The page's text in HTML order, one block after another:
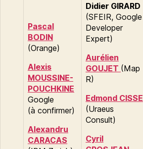
Pascal
BODIN
(Orange)
Alexis
MOUSSINE-
POUCHKINE
Google
(à confirmer)
Alexandru
CARACAS
Didier GIRARD
(SFEIR, Google
Developer
Expert)
Aurélien
GOUJET (Map
R)
Edmond CISSE
(Uraeus
Consult)
Cyril